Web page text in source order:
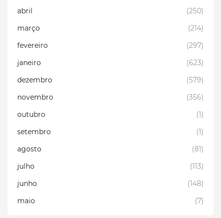
abril
(250)
março
(214)
fevereiro
(297)
janeiro
(623)
dezembro
(579)
novembro
(356)
outubro
(1)
setembro
(1)
agosto
(81)
julho
(113)
junho
(148)
maio
(7)